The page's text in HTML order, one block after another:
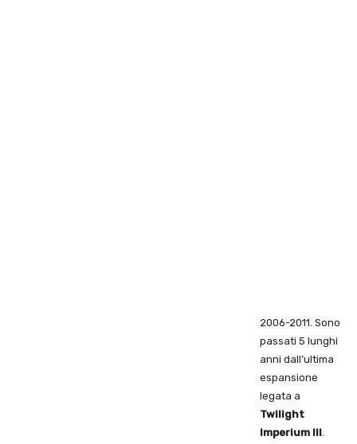
2006-2011. Sono
passati 5 lunghi
anni dall’ultima
espansione
legata a
Twilight
Imperium III